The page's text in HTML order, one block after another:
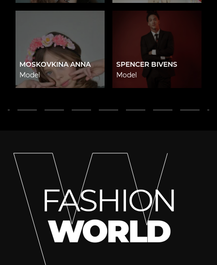
MOSKOVKINA ANNA
Model
SPENCER BIVENS
Model
FASHION
WORLD